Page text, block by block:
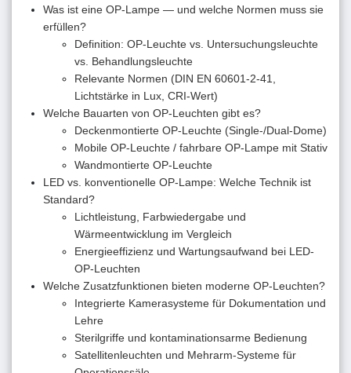
Was ist eine OP-Lampe — und welche Normen muss sie
erfüllen?
Definition: OP-Leuchte vs. Untersuchungsleuchte
vs. Behandlungsleuchte
Relevante Normen (DIN EN 60601-2-41,
Lichtstärke in Lux, CRI-Wert)
Welche Bauarten von OP-Leuchten gibt es?
Deckenmontierte OP-Leuchte (Single-/Dual-Dome)
Mobile OP-Leuchte / fahrbare OP-Lampe mit Stativ
Wandmontierte OP-Leuchte
LED vs. konventionelle OP-Lampe: Welche Technik ist
Standard?
Lichtleistung, Farbwiedergabe und
Wärmeentwicklung im Vergleich
Energieeffizienz und Wartungsaufwand bei LED-
OP-Leuchten
Welche Zusatzfunktionen bieten moderne OP-Leuchten?
Integrierte Kamerasysteme für Dokumentation und
Lehre
Sterilgriffe und kontaminationsarme Bedienung
Satellitenleuchten und Mehrarm-Systeme für